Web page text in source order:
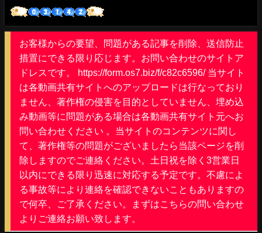
お客様からの要望、問題がある記事を削除、送信防止
措置にできる限り応じます。お問い合わせのサイトア
ドレスです。 https://form.os7.biz/f/c82c6596/ 当サイト
は各動画共有サイトへのアップロードは行なっており
ません、著作権の侵害を目的としていません、埋め込
み動画等に問題がある場合は各動画共有サイト元へお
問い合わせください 。当サイトのコンテンツに関し
て、著作権等の問題がございましたら当該ページを削
除しますのでご連絡ください。土日祝を除く3営業日
以内にできる限り迅速に対応する予定です。不慮によ
る事故等により連絡を確認できないこともありますの
で何卒、ご了承ください。まずはこちらの問い合わせ
よりご連絡お願い致します。